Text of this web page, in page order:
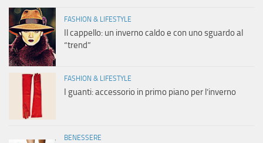
FASHION & LIFESTYLE
Il cappello: un inverno caldo e con uno sguardo al
“trend”
FASHION & LIFESTYLE
I guanti: accessorio in primo piano per l’inverno
BENESSERE